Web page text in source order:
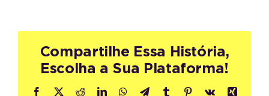
Compartilhe Essa História,
Escolha a Sua Plataforma!
Facebook
X RedditLinkedInWhatsApp
TelegramTumblr Pinterest
Vk
Xing